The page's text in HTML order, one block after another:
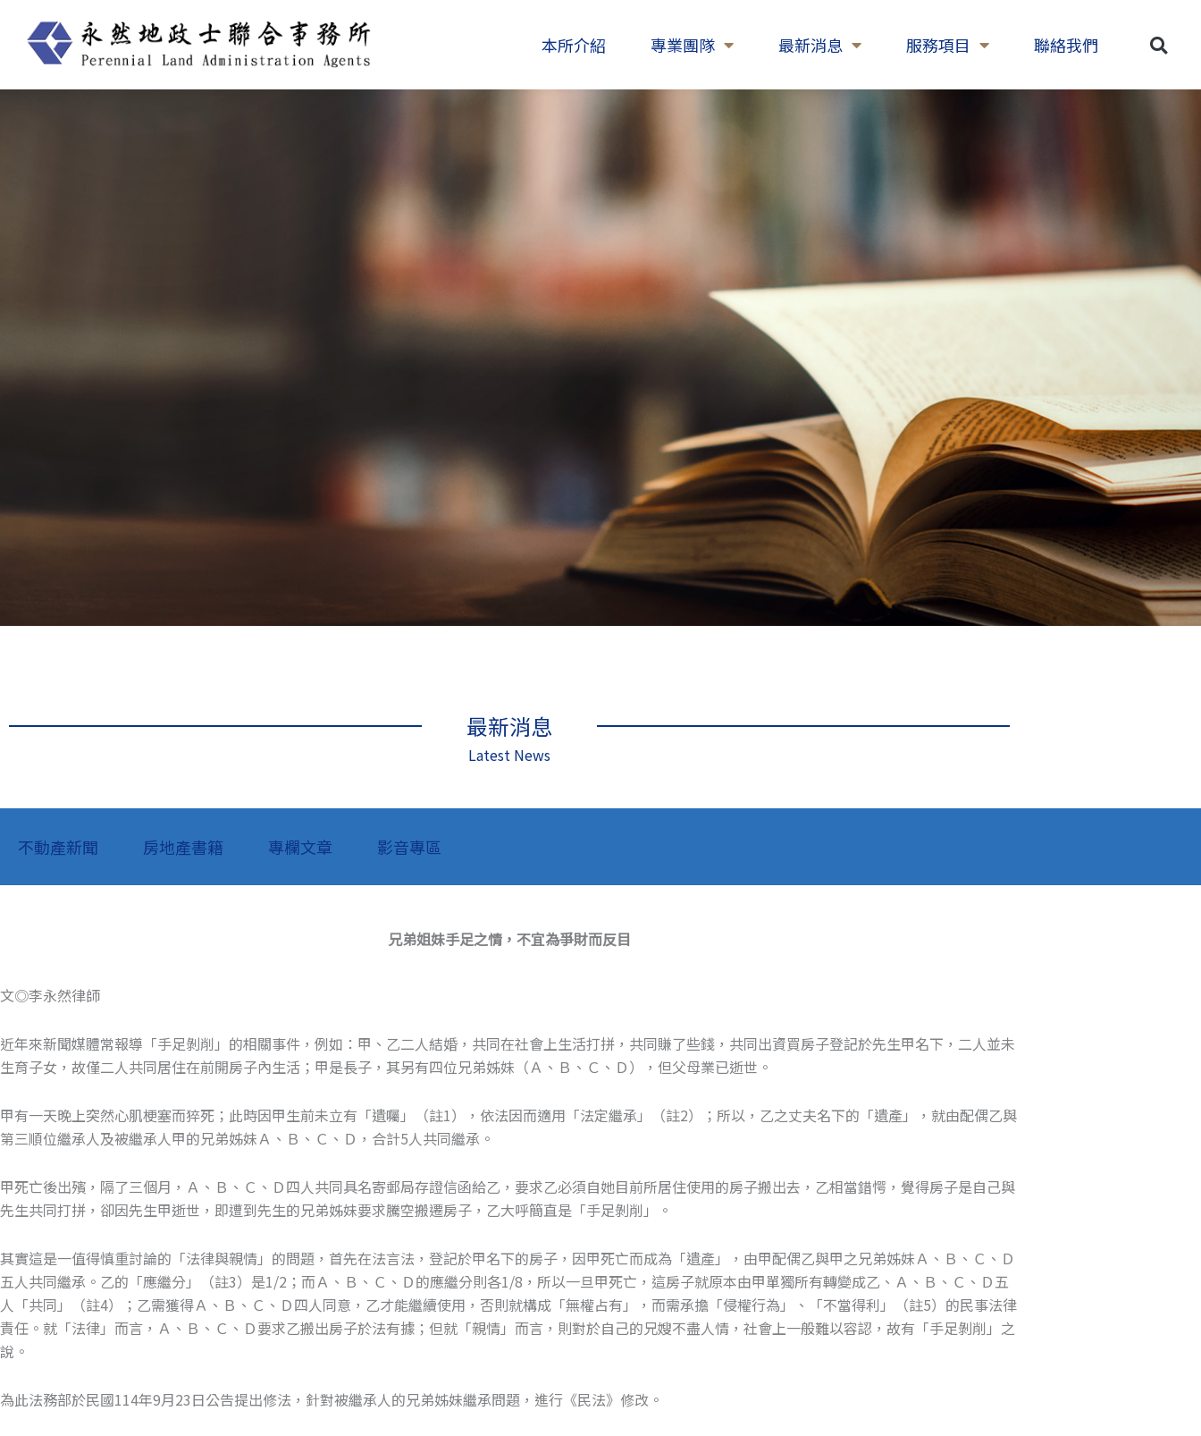
本所介紹 專業團隊 最新消息 服務項目 聯絡我們
最新消息
Latest News
不動產新聞 房地產書籍 專欄文章 影音專區
兄弟姐妹手足之情，不宜為爭財而反目
文◎李永然律師
近年來新聞媒體常報導「手足剝削」的相關事件，例如：甲、乙二人結婚，共同在社會上生活打拼，共同賺了些錢，共同出資買房子登記於先生甲名下，二人並未
生育子女，故僅二人共同居住在前開房子內生活；甲是長子，其另有四位兄弟姊妹（Ａ、Ｂ、Ｃ、Ｄ），但父母業已逝世。
甲有一天晚上突然心肌梗塞而猝死；此時因甲生前未立有「遺囑」（註1），依法因而適用「法定繼承」（註2）；所以，乙之丈夫名下的「遺產」，就由配偶乙與
第三順位繼承人及被繼承人甲的兄弟姊妹Ａ、Ｂ、Ｃ、Ｄ，合計5人共同繼承。
甲死亡後出殯，隔了三個月，Ａ、Ｂ、Ｃ、Ｄ四人共同具名寄郵局存證信函給乙，要求乙必須自她目前所居住使用的房子搬出去，乙相當錯愕，覺得房子是自己與
先生共同打拼，卻因先生甲逝世，即遭到先生的兄弟姊妹要求騰空搬遷房子，乙大呼簡直是「手足剝削」。
其實這是一值得慎重討論的「法律與親情」的問題，首先在法言法，登記於甲名下的房子，因甲死亡而成為「遺產」，由甲配偶乙與甲之兄弟姊妹Ａ、Ｂ、Ｃ、Ｄ
五人共同繼承。乙的「應繼分」（註3）是1/2；而Ａ、Ｂ、Ｃ、Ｄ的應繼分則各1/8，所以一旦甲死亡，這房子就原本由甲單獨所有轉變成乙、Ａ、Ｂ、Ｃ、Ｄ五
人「共同」（註4）；乙需獲得Ａ、Ｂ、Ｃ、Ｄ四人同意，乙才能繼續使用，否則就構成「無權占有」，而需承擔「侵權行為」、「不當得利」（註5）的民事法律
責任。就「法律」而言，Ａ、Ｂ、Ｃ、Ｄ要求乙搬出房子於法有據；但就「親情」而言，則對於自己的兄嫂不盡人情，社會上一般難以容認，故有「手足剝削」之
說。
為此法務部於民國114年9月23日公告提出修法，針對被繼承人的兄弟姊妹繼承問題，進行《民法》修改。